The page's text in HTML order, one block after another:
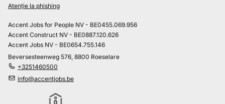
Atenție la phishing
Accent Jobs for People NV - BE0455.069.956
Accent Construct NV - BE0887.120.626
Accent Jobs NV - BE0654.755.146
Beversesteenweg 576, 8800 Roeselare
+3251460500
info@accentjobs.be